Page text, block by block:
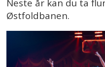
Neste år kan du ta
Østfoldbanen.